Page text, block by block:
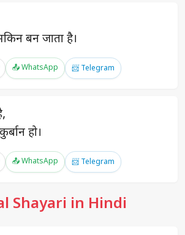
बन जाता है।
📤 WhatsApp 📨 Telegram
हो।
📤 WhatsApp 📨 Telegram
Shayari in Hindi